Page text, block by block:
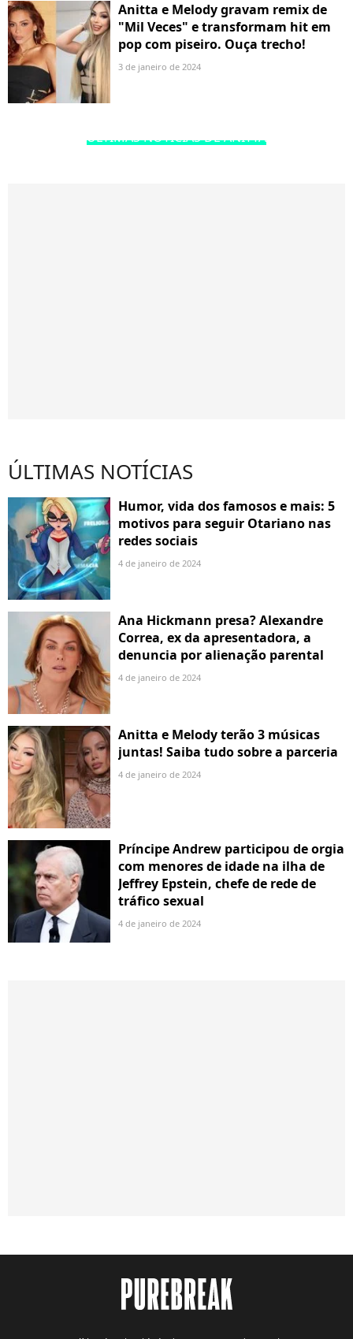
Anitta e Melody gravam remix de
"Mil Veces" e transformam hit em
pop com piseiro. Ouça trecho!
3 de janeiro de 2024
ÚLTIMAS NOTÍCIAS DE ANITTA
ÚLTIMAS NOTÍCIAS
Humor, vida dos famosos e mais: 5
motivos para seguir Otariano nas
redes sociais
4 de janeiro de 2024
Ana Hickmann presa? Alexandre
Correa, ex da apresentadora, a
denuncia por alienação parental
4 de janeiro de 2024
Anitta e Melody terão 3 músicas
juntas! Saiba tudo sobre a parceria
4 de janeiro de 2024
Príncipe Andrew participou de orgia
com menores de idade na ilha de
Jeffrey Epstein, chefe de rede de
tráfico sexual
4 de janeiro de 2024